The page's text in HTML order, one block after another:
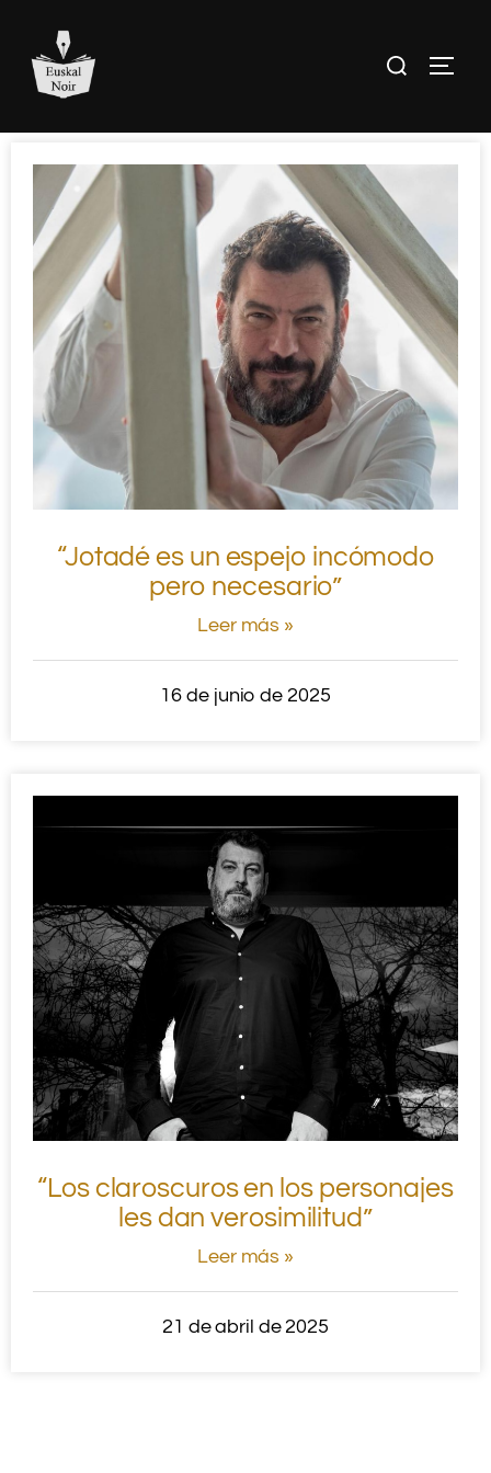
“Jotadé es un espejo incómodo
pero necesario”
Leer más »
16 de junio de 2025
“Los claroscuros en los personajes
les dan verosimilitud”
Leer más »
21 de abril de 2025